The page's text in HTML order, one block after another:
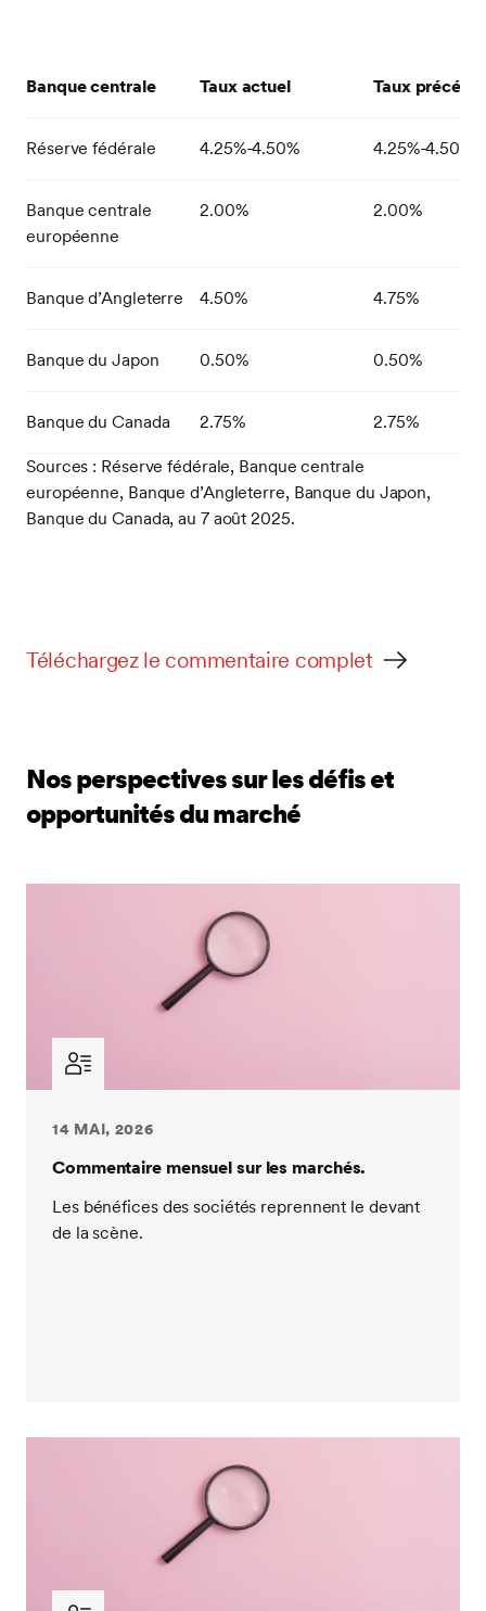
Banque centrale Taux actuel Taux
Réserve fédérale 4.25%-4.50% 4.25%-4.50%
Banque centrale
européenne
2.00% 2.00%
Banque d’Angleterre 4.50% 4.75%
Banque du Japon 0.50% 0.50%
Banque du Canada 2.75% 2.75%
Sources : Réserve fédérale, Banque centrale
européenne, Banque d’Angleterre, Banque du Japon,
Banque du Canada, au 7 août 2025.
Téléchargez le commentaire complet
Nos perspectives sur les défis et
opportunités du marché
14 MAI, 2026
Commentaire mensuel sur les marchés.
Les bénéfices des sociétés reprennent le devant
de la scène.